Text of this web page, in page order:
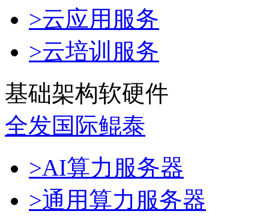
>云应用服务
>云培训服务
基础架构软硬件
全发国际鲲泰
>AI算力服务器
>通用算力服务器